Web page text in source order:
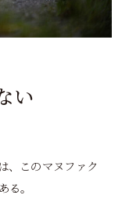
い
、このマヌファク
る。